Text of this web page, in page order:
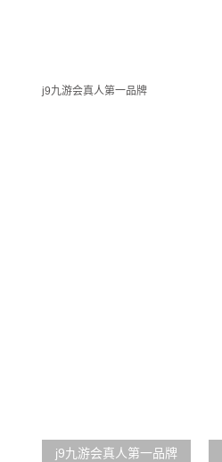
j9九游会真人第一品牌
j9九游会真人第一品牌